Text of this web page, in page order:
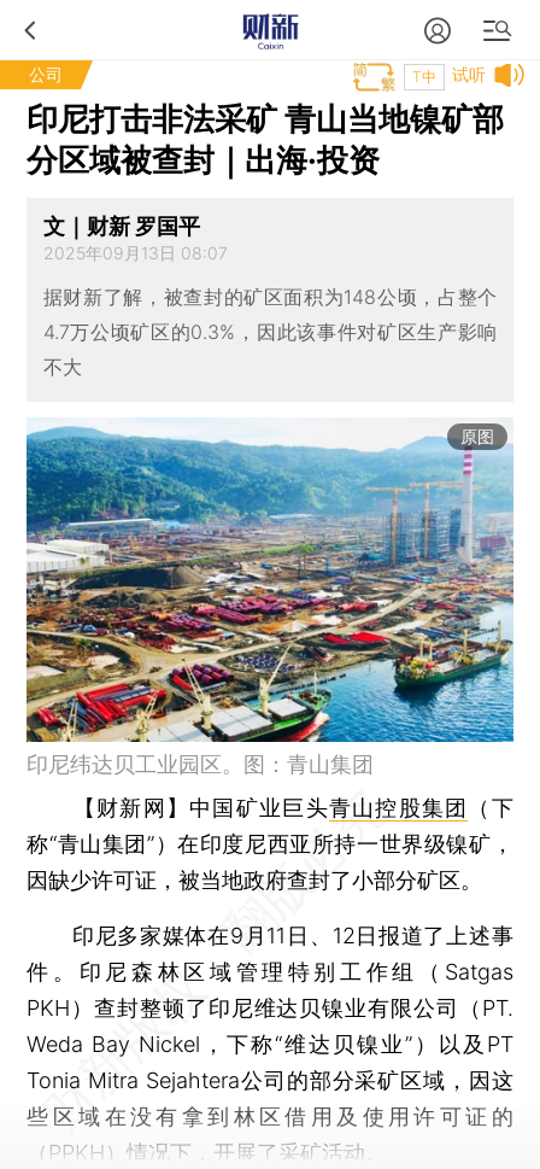
公司 试听
T中
印尼打击非法采矿 青山当地镍矿部
分区域被查封｜出海·投资
文｜财新 罗国平
2025年09月13日 08:07
据财新了解，被查封的矿区面积为148公顷，占整个
4.7万公顷矿区的0.3%，因此该事件对矿区生产影响
不大
原图
印尼纬达贝工业园区。图：青山集团
【财新网】 中国矿业巨头青山控股集团
（下
称“青山集团”）在印度尼西亚所持一世界级镍矿，
因缺少许可证，被当地政府查封了小部分矿区。
印尼多家媒体在9月11日、12日报道了上述事
件。印尼森林区域管理特别工作组（Satgas
PKH）查封整顿了印尼维达贝镍业有限公司（PT.
Weda Bay Nickel，下称“维达贝镍业”）以及PT
Tonia Mitra Sejahtera公司的部分采矿区域，因这
些区域在没有拿到林区借用及使用许可证的
（PPKH）情况下，开展了采矿活动。